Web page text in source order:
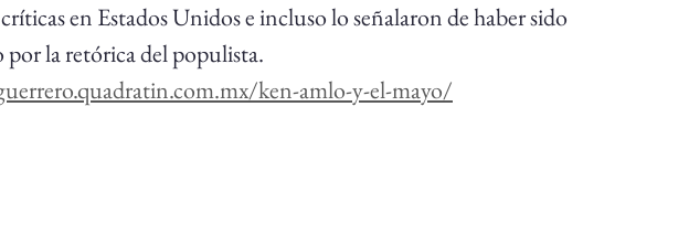
en Estados Unidos e incluso lo señalaron de haber sido
por la retórica del populista.
ken-amlo-y-el-mayo/